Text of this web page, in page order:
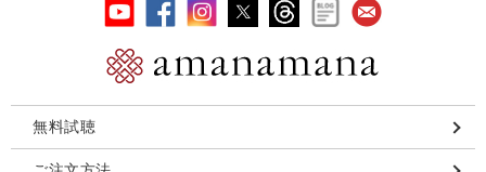
無料試聴